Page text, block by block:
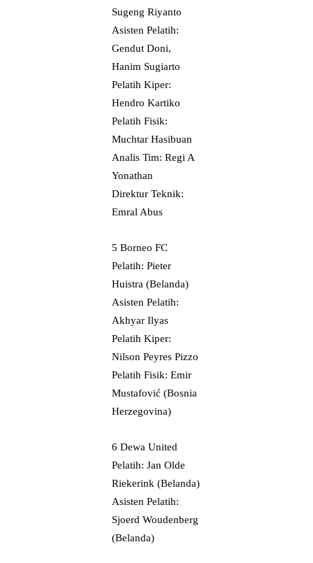
Sugeng Riyanto
Asisten Pelatih:
Gendut Doni,
Hanim Sugiarto
Pelatih Kiper:
Hendro Kartiko
Pelatih Fisik:
Muchtar Hasibuan
Analis Tim: Regi A
Yonathan
Direktur Teknik:
Emral Abus
5 Borneo FC
Pelatih: Pieter
Huistra (Belanda)
Asisten Pelatih:
Akhyar Ilyas
Pelatih Kiper:
Nilson Peyres Pizzo
Pelatih Fisik: Emir
Mustafović (Bosnia
Herzegovina)
6 Dewa United
Pelatih: Jan Olde
Riekerink (Belanda)
Asisten Pelatih:
Sjoerd Woudenberg
(Belanda)